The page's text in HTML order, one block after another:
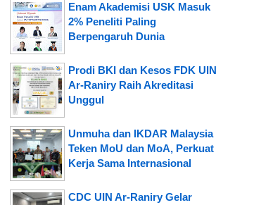
Enam Akademisi USK Masuk
2% Peneliti Paling
Berpengaruh Dunia
Prodi BKI dan Kesos FDK UIN
Ar-Raniry Raih Akreditasi
Unggul
Unmuha dan IKDAR Malaysia
Teken MoU dan MoA, Perkuat
Kerja Sama Internasional
CDC UIN Ar-Raniry Gelar